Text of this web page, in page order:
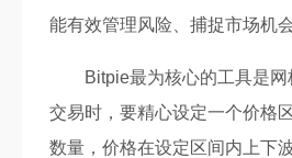
能有效管理风险、捕捉市场机会
Bitpie最为核心的工具是
交易时，要精心设定一个价格
数量，价格在设定区间内上下